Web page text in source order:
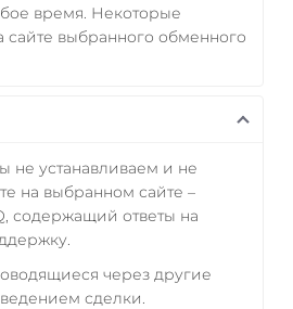
время. Некоторые
сайте выбранного обменного
устанавливаем и не
на выбранном сайте –
содержащий ответы на
через другие
сделки.